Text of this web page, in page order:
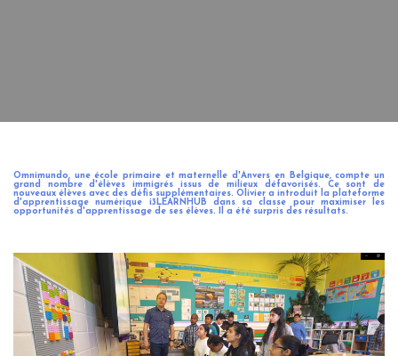
Omnimundo, une école primaire et maternelle d'Anvers en Belgique, compte un
grand nombre d'élèves immigrés issus de milieux défavorisés. Ce sont de
nouveaux élèves avec des défis supplémentaires. Olivier a introduit la plateforme
d'apprentissage numérique i3LEARNHUB dans sa classe pour maximiser les
opportunités d'apprentissage de ses élèves. Il a été surpris des résultats.